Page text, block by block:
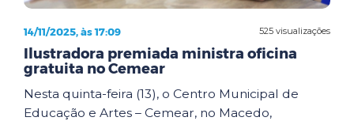
525 visualizações
14/11/2025, às 17:09
Ilustradora premiada ministra oficina
gratuita no Cemear
Nesta quinta-feira (13), o Centro Municipal de
Educação e Artes – Cemear, no Macedo,